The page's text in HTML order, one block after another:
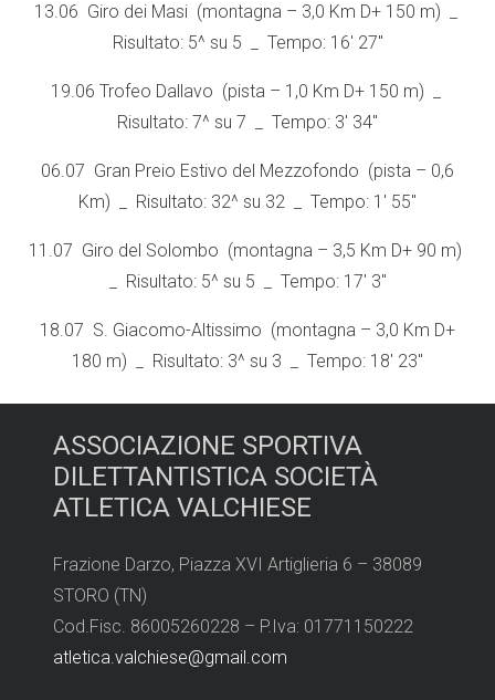
13.06 Giro dei Masi (montagna – 3,0 Km D+ 150 m) _
Risultato: 5^ su 5 _ Tempo: 16′ 27″
19.06 Trofeo Dallavo (pista – 1,0 Km D+ 150 m) _
Risultato: 7^ su 7 _ Tempo: 3′ 34″
06.07 Gran Preio Estivo del Mezzofondo (pista – 0,6
Km) _ Risultato: 32^ su 32 _ Tempo: 1′ 55″
11.07 Giro del Solombo (montagna – 3,5 Km D+ 90 m)
_ Risultato: 5^ su 5 _ Tempo: 17′ 3″
18.07 S. Giacomo-Altissimo (montagna – 3,0 Km D+
180 m) _ Risultato: 3^ su 3 _ Tempo: 18′ 23″
ASSOCIAZIONE SPORTIVA
DILETTANTISTICA SOCIETÀ
ATLETICA VALCHIESE
Frazione Darzo, Piazza XVI Artiglieria 6 – 38089
STORO (TN)
Cod.Fisc. 86005260228 – P.Iva: 01771150222
atletica.valchiese@gmail.com